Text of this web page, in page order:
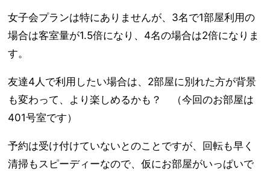
女子会プランは特にありませんが、3名で1部屋利用の
場合は客室量が1.5倍になり、4名の場合は2倍になりま
す。
友達4人で利用したい場合は、2部屋に別れた方が背景
も変わって、より楽しめるかも？ （今回のお部屋は
401号室です）
予約は受け付けていないとのことですが、回転も早く
清掃もスピーディーなので、仮にお部屋がいっぱいで